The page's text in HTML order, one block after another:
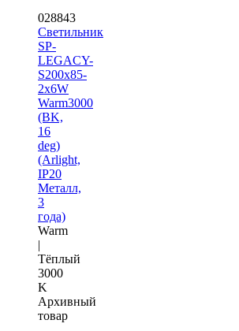
028843
Светильник
SP-
LEGACY-
S200x85-
2x6W
Warm3000
(BK,
16
deg)
(Arlight,
IP20
Металл,
3
года)
Warm
|
Тёплый
3000
K
Архивный
товар